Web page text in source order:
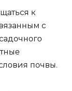
к
с
почвы.